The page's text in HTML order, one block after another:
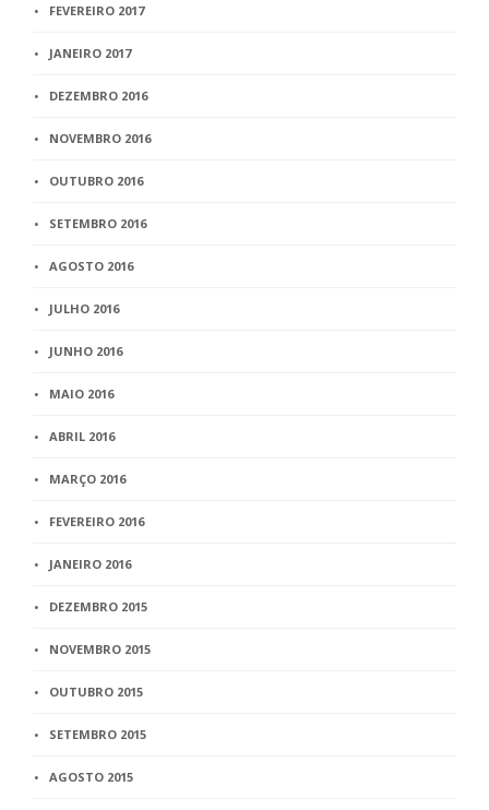
FEVEREIRO 2017
JANEIRO 2017
DEZEMBRO 2016
NOVEMBRO 2016
OUTUBRO 2016
SETEMBRO 2016
AGOSTO 2016
JULHO 2016
JUNHO 2016
MAIO 2016
ABRIL 2016
MARÇO 2016
FEVEREIRO 2016
JANEIRO 2016
DEZEMBRO 2015
NOVEMBRO 2015
OUTUBRO 2015
SETEMBRO 2015
AGOSTO 2015